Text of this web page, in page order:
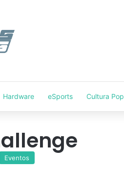
Hardware eSports Cultura Pop
Eventos